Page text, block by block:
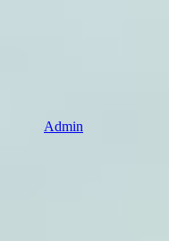
Admin